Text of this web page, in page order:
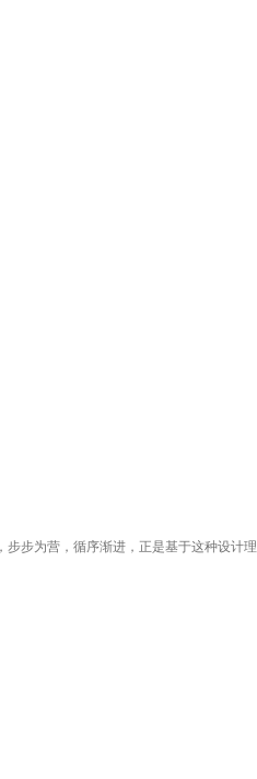
步为营，循序渐进，正是基于这种设计理